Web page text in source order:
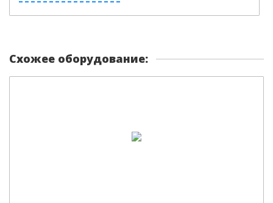
Схожее оборудование: